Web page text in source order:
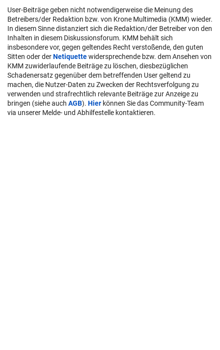
User-Beiträge geben nicht notwendigerweise die Meinung des
Betreibers/der Redaktion bzw. von Krone Multimedia (KMM) wieder.
In diesem Sinne distanziert sich die Redaktion/der Betreiber von den
Inhalten in diesem Diskussionsforum. KMM behält sich
insbesondere vor, gegen geltendes Recht verstoßende, den guten
Sitten oder derNetiquettewidersprechende bzw. dem Ansehen von
KMM zuwiderlaufende Beiträge zu löschen, diesbezüglichen
Schadenersatz gegenüber dem betreffenden User geltend zu
machen, die Nutzer-Daten zu Zwecken der Rechtsverfolgung zu
verwenden und strafrechtlich relevante Beiträge zur Anzeige zu
bringen (siehe auch AGB). Hier können Sie das Community-Team
via unserer Melde- und Abhilfestelle kontaktieren.